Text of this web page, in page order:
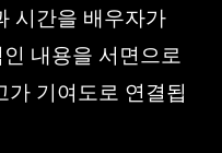
시간을 배우자가
내용을 서면으로
가 기여도로 연결됩